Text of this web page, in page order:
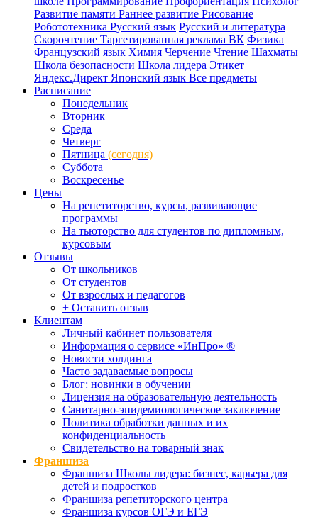
Развитие памяти Раннее развитие Рисование
Робототехника Русский язык Русский и литература
Скорочтение Таргетированная реклама ВК Физика
Французский язык Химия Черчение Чтение Шахматы
Школа безопасности Школа лидера Этикет
Яндекс.Директ Японский язык Все предметы
Расписание
Понедельник
Вторник
Среда
Четверг
Пятница (сегодня)
Суббота
Воскресенье
Цены
На репетиторство, курсы, развивающие
программы
На тьюторство для студентов по дипломным,
курсовым
Отзывы
От школьников
От студентов
От взрослых и педагогов
+ Оставить отзыв
Клиентам
Личный кабинет пользователя
Информация о сервисе «ИнПро» ®
Новости холдинга
Часто задаваемые вопросы
Блог: новинки в обучении
Лицензия на образовательную деятельность
Санитарно-эпидемиологическое заключение
Политика обработки данных и их
конфиденциальность
Свидетельство на товарный знак
Франшиза
Франшиза Школы лидера: бизнес, карьера для
детей и подростков
Франшиза репетиторского центра
Франшиза курсов ОГЭ и ЕГЭ